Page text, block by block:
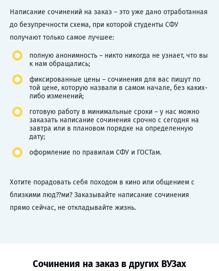
Написание сочинений на заказ – это уже дано отработанная
до безупречности схема, при которой студенты СФУ
получают только самое лучшее:
полную анонимность – никто никогда не узнает, что вы
к нам обращались;
фиксированные цены – сочинения для вас пишут по
той цене, которую назвали в самом начале, без каких-
либо изменений;
готовую работу в минимальные сроки – у нас можно
заказать написание сочинения срочно с сегодня на
завтра или в плановом порядке на определенную
дату;
оформление по правилам СФУ и ГОСТам.
Хотите порадовать себя походом в кино или общением с
близкими люд??ми? Заказывайте написание сочинения
прямо сейчас, не откладывайте жизнь.
Сочинения на заказ в других ВУЗах